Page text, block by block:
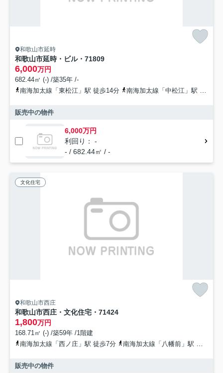
和歌山市延時
和歌山市延時・ビル・71809
6,000万円
682.44㎡ (-) /築35年 /-
南海加太線「東松江」駅 徒歩14分
南海加太線「中松江」駅 徒歩22分
販売中の物件
6,000万円
利回り： -
- / 682.44㎡ / -
文化住宅
和歌山市西庄
和歌山市西庄・文化住宅・71424
1,800万円
168.71㎡ (-) /築59年 /1階建
南海加太線「西ノ庄」駅 徒歩7分
南海加太線「八幡前」駅 徒歩15分
販売中の物件